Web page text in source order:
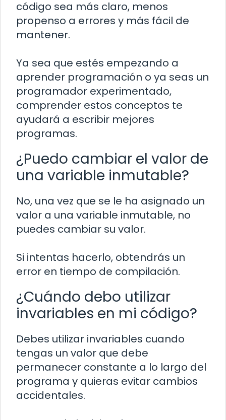
código sea más claro, menos
propenso a errores y más fácil de
mantener.
Ya sea que estés empezando a
aprender programación o ya seas un
programador experimentado,
comprender estos conceptos te
ayudará a escribir mejores
programas.
¿Puedo cambiar el valor de
una variable inmutable?
No, una vez que se le ha asignado un
valor a una variable inmutable, no
puedes cambiar su valor.
Si intentas hacerlo, obtendrás un
error en tiempo de compilación.
¿Cuándo debo utilizar
invariables en mi código?
Debes utilizar invariables cuando
tengas un valor que debe
permanecer constante a lo largo del
programa y quieras evitar cambios
accidentales.